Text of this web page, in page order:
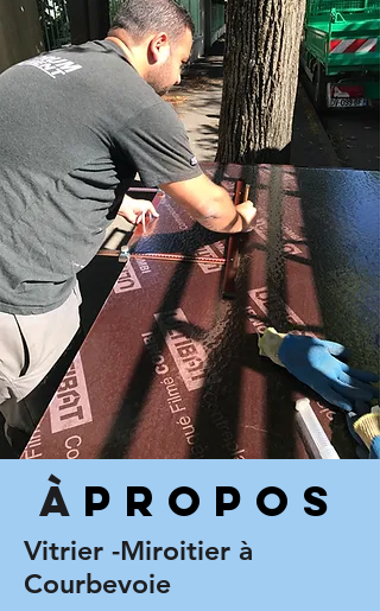
À PROPOS
Vitrier -Miroitier à
Courbevoie